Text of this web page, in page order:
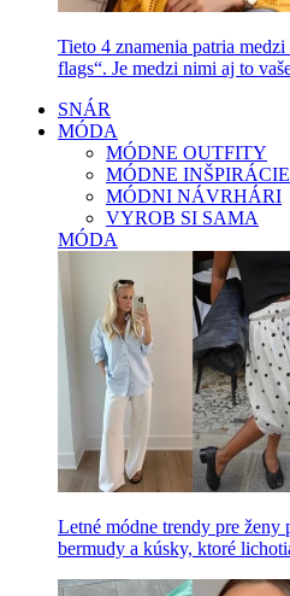
Tieto 4 znamenia patria
flags“. Je medzi nimi aj to
SNÁR
MÓDA
MÓDNE OUTFITY
MÓDNE INŠPIRÁCIE
MÓDNI NÁVRHÁRI
VYROB SI SAMA
MÓDA
Letné módne trendy pre ženy
bermudy a kúsky, ktoré